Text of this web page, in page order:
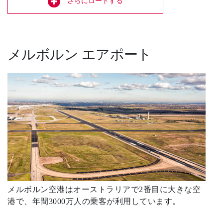
メルボルン エアポート
メルボルン空港はオーストラリアで2番目に大きな空
港で、年間3000万人の乗客が利用しています。